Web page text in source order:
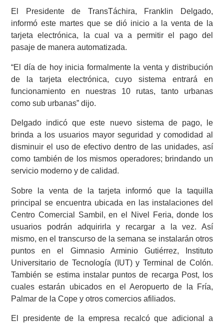
El Presidente de TransTáchira, Franklin Delgado,
informó este martes que se dió inicio a la venta de la
tarjeta electrónica, la cual va a permitir el pago del
pasaje de manera automatizada.
“El día de hoy inicia formalmente la venta y distribución
de la tarjeta electrónica, cuyo sistema entrará en
funcionamiento en nuestras 10 rutas, tanto urbanas
como sub urbanas” dijo.
Delgado indicó que este nuevo sistema de pago, le
brinda a los usuarios mayor seguridad y comodidad al
disminuir el uso de efectivo dentro de las unidades, así
como también de los mismos operadores; brindando un
servicio moderno y de calidad.
Sobre la venta de la tarjeta informó que la taquilla
principal se encuentra ubicada en las instalaciones del
Centro Comercial Sambil, en el Nivel Feria, donde los
usuarios podrán adquirirla y recargar a la vez. Así
mismo, en el transcurso de la semana se instalarán otros
puntos en el Gimnasio Arminio Gutiérrez, Instituto
Universitario de Tecnología (IUT) y Terminal de Colón.
También se estima instalar puntos de recarga Post, los
cuales estarán ubicados en el Aeropuerto de la Fría,
Palmar de la Cope y otros comercios afiliados.
El presidente de la empresa recalcó que adicional a